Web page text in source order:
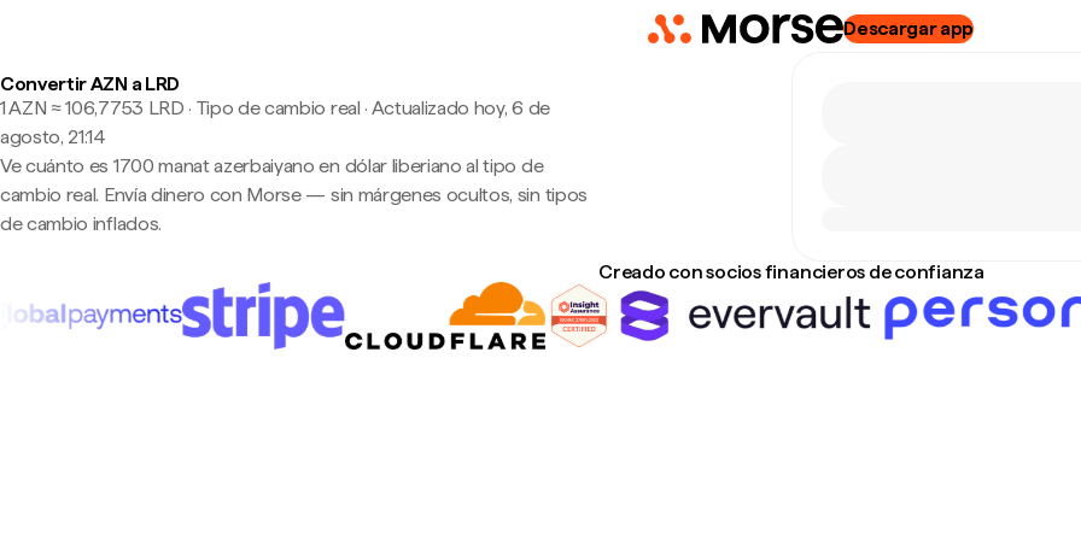
Descargar app
Convertir AZN a LRD
1 AZN ≈ 106,7753 LRD · Tipo de cambio real · Actualizado hoy, 6 de
agosto, 21:14
Ve cuánto es 1700 manat azerbaiyano en dólar liberiano al tipo de
cambio real. Envía dinero con Morse — sin márgenes ocultos, sin tipos
de cambio inflados.
Creado con socios financieros de confianza